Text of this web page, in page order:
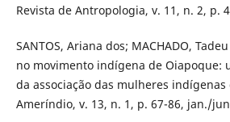
Revista de Antropologia, v. 11, n. 2, p.
SANTOS, Ariana dos; MACHADO,
no movimento indígena de Oiapoque:
da associação das mulheres indígenas
Ameríndio, v. 13, n. 1, p. 67-86, jan./